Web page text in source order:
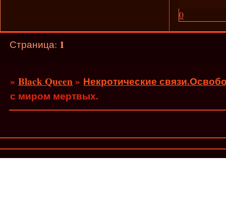
0
Страница: 1
»Black Queen» Некротические
с миром мертвых.